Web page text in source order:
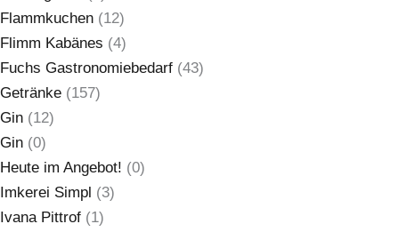
Flammkuchen (12)
Flimm Kabänes (4)
Fuchs Gastronomiebedarf (43)
Getränke (157)
Gin (12)
Gin (0)
Heute im Angebot! (0)
Imkerei Simpl (3)
Ivana Pittrof (1)